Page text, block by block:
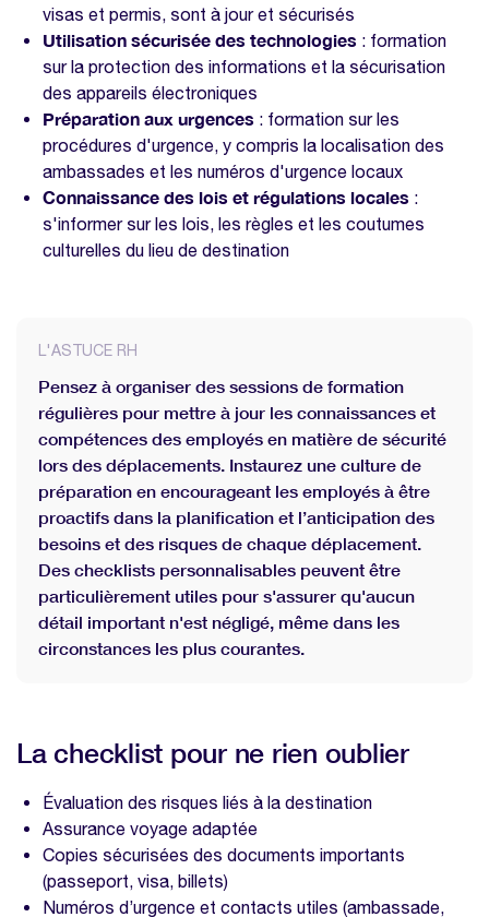
visas et permis, sont à jour et sécurisés
Utilisation sécurisée des technologies : formation
sur la protection des informations et la sécurisation
des appareils électroniques
Préparation aux urgences : formation sur les
procédures d'urgence, y compris la localisation des
ambassades et les numéros d'urgence locaux
Connaissance des lois et régulations locales :
s'informer sur les lois, les règles et les coutumes
culturelles du lieu de destination
L'ASTUCE RH
Pensez à organiser des sessions de formation
régulières pour mettre à jour les connaissances et
compétences des employés en matière de sécurité
lors des déplacements. Instaurez une culture de
préparation en encourageant les employés à être
proactifs dans la planification et l’anticipation des
besoins et des risques de chaque déplacement.
Des checklists personnalisables peuvent être
particulièrement utiles pour s'assurer qu'aucun
détail important n'est négligé, même dans les
circonstances les plus courantes.
La checklist pour ne rien oublier
Évaluation des risques liés à la destination
Assurance voyage adaptée
Copies sécurisées des documents importants
(passeport, visa, billets)
Numéros d’urgence et contacts utiles (ambassade,